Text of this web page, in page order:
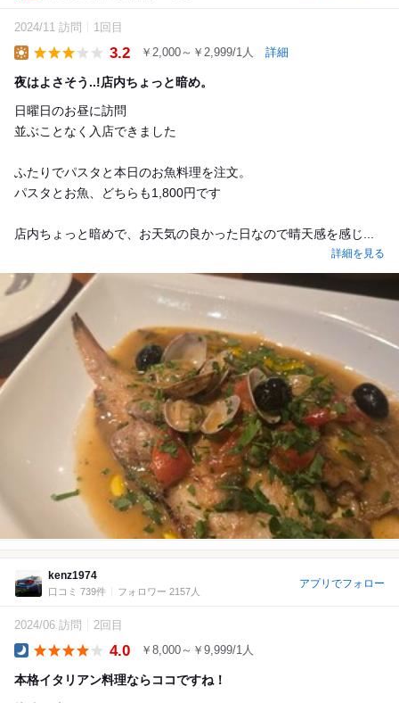
2024/11 訪問 1回目
3.2 ￥2,000～￥2,999/1人 詳細
夜はよさそう..!店内ちょっと暗め。
日曜日のお昼に訪問
並ぶことなく入店できました
ふたりでパスタと本日のお魚料理を注文。
パスタとお魚、どちらも1,800円です
店内ちょっと暗めで、お天気の良かった日なので晴天感を感じ...
詳細を見る
kenz1974
口コミ 739件 フォロワー 2157人
アプリでフォロー
2024/06 訪問 2回目
4.0 ￥8,000～￥9,999/1人
本格イタリアン料理ならココですね！